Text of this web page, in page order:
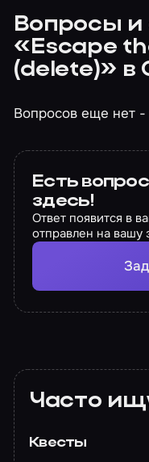
Вопросы и
«Escape
(delete)» в
Вопросов еще нет -
Есть
здесь!
Ответ появится в
отправлен на вашу
Часто
Квесты